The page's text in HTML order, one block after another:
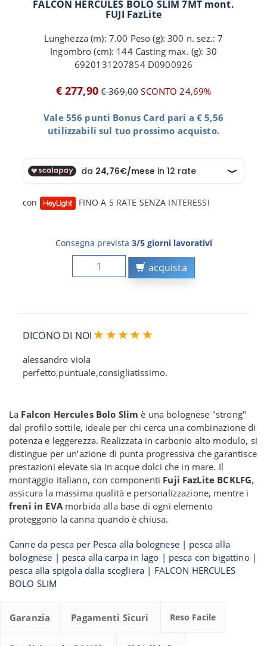
FALCON HERCULES BOLO SLIM 7MT mont.
FUJI FazLite
Lunghezza (m): 7.00 Peso (g): 300 n. sez.: 7
Ingombro (cm): 144 Casting max. (g): 30
6920131207854 D0900926
€ 277,90 € 369,00SCONTO 24,69%
Vale 556 punti Bonus Card pari a € 5,56
utilizzabili sul tuo prossimo acquisto.
con FINO A 5 RATE SENZA INTERESSI
Consegna prevista 3/5 giorni lavorativi
acquista
DICONO DI NOI
alessandro viola
perfetto,puntuale,consigliatissimo.
La Falcon Hercules Bolo Slim è una bolognese "strong"
dal profilo sottile, ideale per chi cerca una combinazione di
potenza e leggerezza. Realizzata in carbonio alto modulo, si
distingue per un’azione di punta progressiva che garantisce
prestazioni elevate sia in acque dolci che in mare. Il
montaggio italiano, con componenti Fuji FazLite BCKLFG,
assicura la massima qualità e personalizzazione, mentre i
freni in EVAmorbida alla base di ogni elemento
proteggono la canna quando è chiusa.
Canne da pesca per Pesca alla bolognese| pesca alla
bolognese | pesca alla carpa in lago | pesca con bigattino|
pesca alla spigola dalla scogliera | FALCON HERCULES
BOLO SLIM
Garanzia Pagamenti Sicuri Reso Facile